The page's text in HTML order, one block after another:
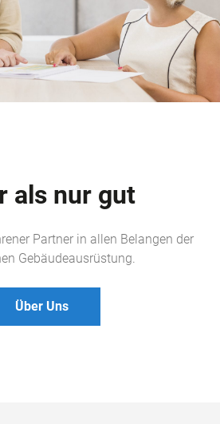
als nur gut
Partner in allen Belangen der
Gebäudeausrüstung.
Über Uns